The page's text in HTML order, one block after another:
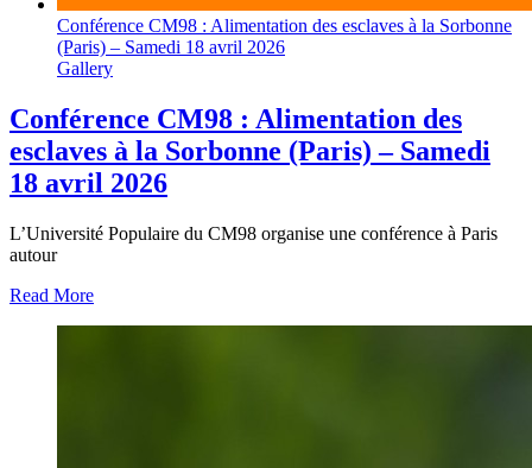
Conférence CM98 : Alimentation des esclaves à la Sorbonne
(Paris) – Samedi 18 avril 2026
Gallery
Conférence CM98 : Alimentation des
esclaves à la Sorbonne (Paris) – Samedi
18 avril 2026
L’Université Populaire du CM98 organise une conférence à Paris
autour
Read More